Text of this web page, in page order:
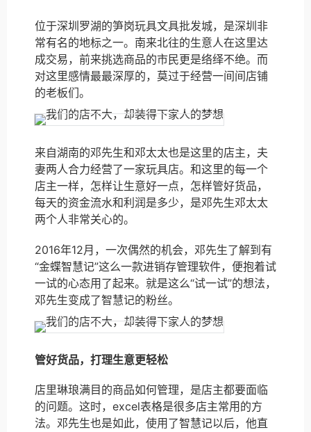
位于深圳罗湖的笋岗玩具文具批发城，是深圳非
常有名的地标之一。南来北往的生意人在这里达
成交易，前来挑选商品的市民更是络绎不绝。而
对这里感情最最深厚的，莫过于经营一间间店铺
的老板们。
来自湖南的邓先生和邓太太也是这里的店主，夫
妻两人合力经营了一家玩具店。和这里的每一个
店主一样，怎样让生意好一点，怎样管好货品，
每天的资金流水和利润是多少，是邓先生邓太太
两个人非常关心的。
2016年12月，一次偶然的机会，邓先生了解到有
“金蝶智慧记”这么一款进销存管理软件，便抱着试
一试的心态用了起来。就是这么“试一试”的想法，
邓先生变成了智慧记的粉丝。
管好货品，打理生意更轻松
店里琳琅满目的商品如何管理，是店主都要面临
的问题。这时，excel表格是很多店主常用的方
法。邓先生也是如此，使用了智慧记以后，他直